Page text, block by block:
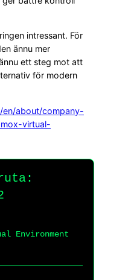
intressant. För
ännu mer
ett steg mot att
för modern
about/company-
virtual-
Environment